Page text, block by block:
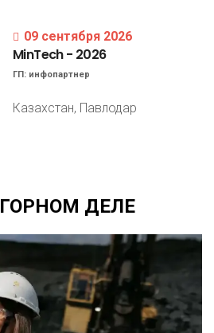
09 сентября 2026
MinTech- 2026
ГП: инфопартнер
Казахстан, Павлодар
ГОРНОМ ДЕЛЕ